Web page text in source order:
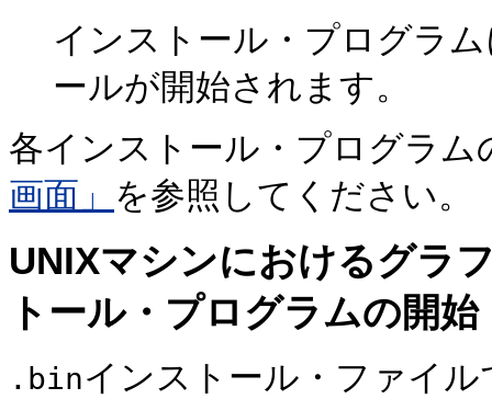
インストール・プログラ
ールが開始されます。
各インストール・プログラム
画面」 を参照してください。
UNIXマシンにおけるグラ
トール・プログラムの開始
.binインストール・ファイ